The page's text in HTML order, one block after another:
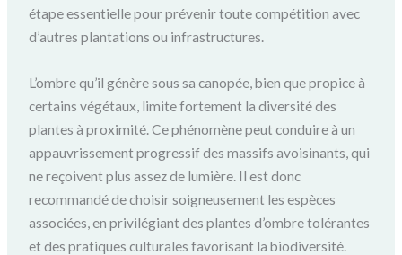
étape essentielle pour prévenir toute compétition avec
d’autres plantations ou infrastructures.
L’ombre qu’il génère sous sa canopée, bien que propice à
certains végétaux, limite fortement la diversité des
plantes à proximité. Ce phénomène peut conduire à un
appauvrissement progressif des massifs avoisinants, qui
ne reçoivent plus assez de lumière. Il est donc
recommandé de choisir soigneusement les espèces
associées, en privilégiant des plantes d’ombre tolérantes
et des pratiques culturales favorisant la biodiversité.